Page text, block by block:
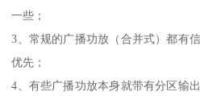
一些；
3、常规的广播功放（合并式）都有
优先；
4、有些广播功放本身就带有分区输